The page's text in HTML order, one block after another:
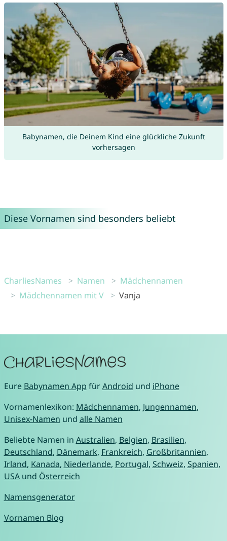
Babynamen, die Deinem Kind eine glückliche Zukunft
vorhersagen
Diese Vornamen sind besonders beliebt
CharliesNames Namen
Mädchennamen
Mädchennamen mit V
Vanja
Eure Babynamen App fürAndroid und iPhone
Vornamenlexikon: Mädchennamen, Jungennamen,
Unisex-Namen und alle Namen
Beliebte Namen in Australien, Belgien, Brasilien,
Deutschland, Dänemark, Frankreich, Großbritannien,
Irland, Kanada, Niederlande, Portugal, Schweiz, Spanien,
USAund Österreich
Namensgenerator
Vornamen Blog